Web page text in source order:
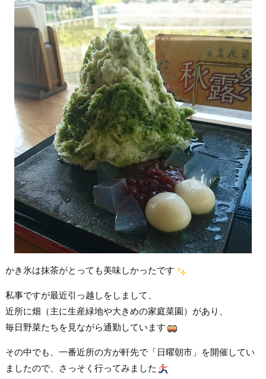
かき氷は抹茶がとっても美味しかったです
私事ですが最近引っ越しをしまして、
近所に畑（主に生産緑地や大きめの家庭菜園）があり、
毎日野菜たちを見ながら通勤しています
その中でも、一番近所の方が軒先で「日曜朝市」を開催してい
ましたので、さっそく行ってみました